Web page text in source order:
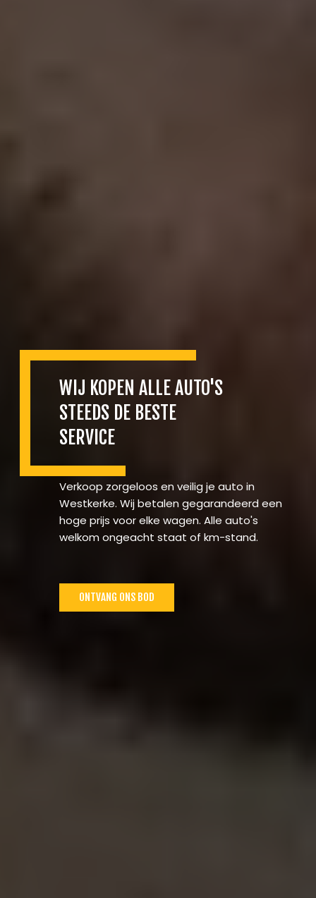
WIJ KOPEN ALLE AUTO'S
STEEDS DE BESTE
SERVICE
Verkoop zorgeloos en veilig je auto in
Westkerke. Wij betalen gegarandeerd een
hoge prijs voor elke wagen. Alle auto's
welkom ongeacht staat of km-stand.
ONTVANG ONS BOD